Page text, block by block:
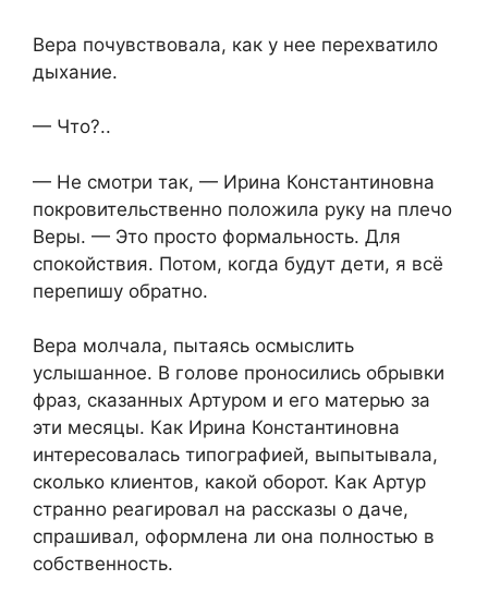
Вера почувствовала, как у нее перехватило
дыхание.
— Что?..
— Не смотри так, — Ирина Константиновна
покровительственно положила руку на плечо
Веры. — Это просто формальность. Для
спокойствия. Потом, когда будут дети, я всё
перепишу обратно.
Вера молчала, пытаясь осмыслить
услышанное. В голове проносились обрывки
фраз, сказанных Артуром и его матерью за
эти месяцы. Как Ирина Константиновна
интересовалась типографией, выпытывала,
сколько клиентов, какой оборот. Как Артур
странно реагировал на рассказы о даче,
спрашивал, оформлена ли она полностью в
собственность.